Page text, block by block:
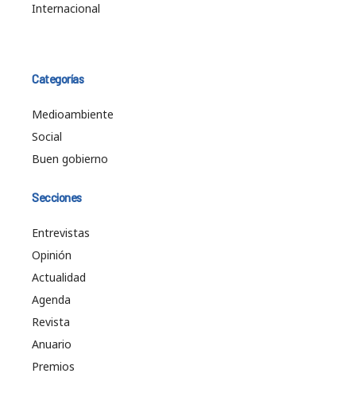
Internacional
Categorías
Medioambiente
Social
Buen gobierno
Secciones
Entrevistas
Opinión
Actualidad
Agenda
Revista
Anuario
Premios